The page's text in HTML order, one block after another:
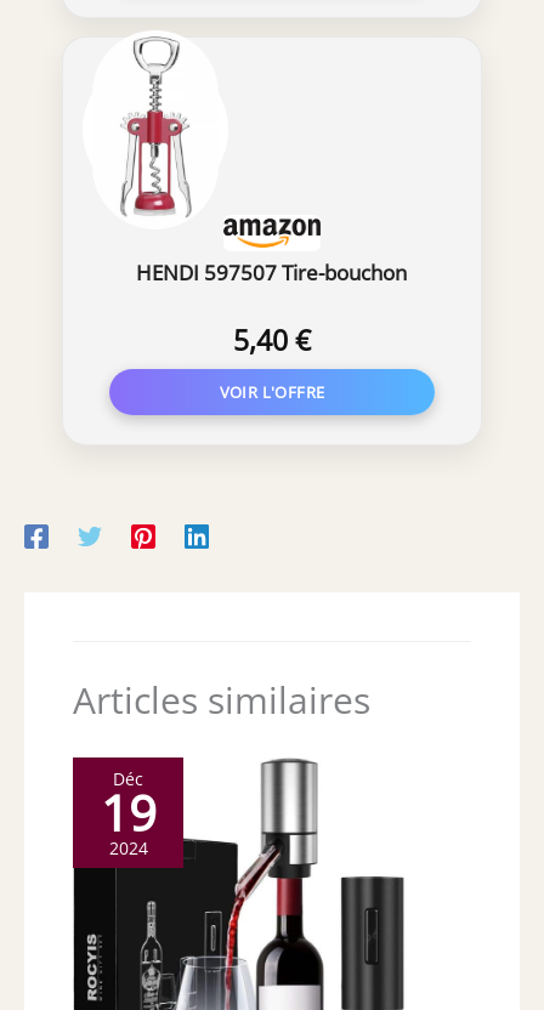
HENDI 597507 Tire-bouchon
5,40 €
Articles similaires
Déc
19
2024